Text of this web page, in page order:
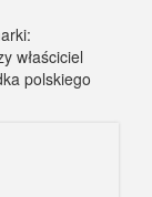
właściciel
polskiego